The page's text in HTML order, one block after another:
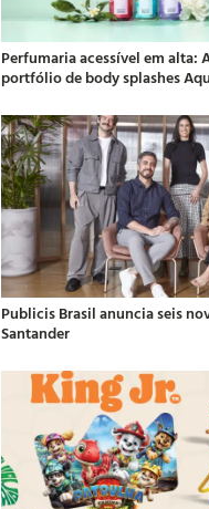
Perfumaria acessível em alta:
portfólio de body splashes
Publicis Brasil anuncia seis
Santander